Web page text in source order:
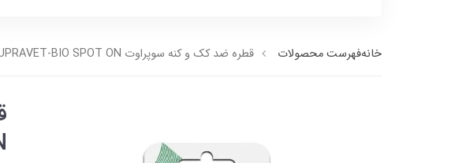
خانهفهرست محصولات قطره ضد کک و کنه سوپراوت SUPRAVET-BIO SPOT ON